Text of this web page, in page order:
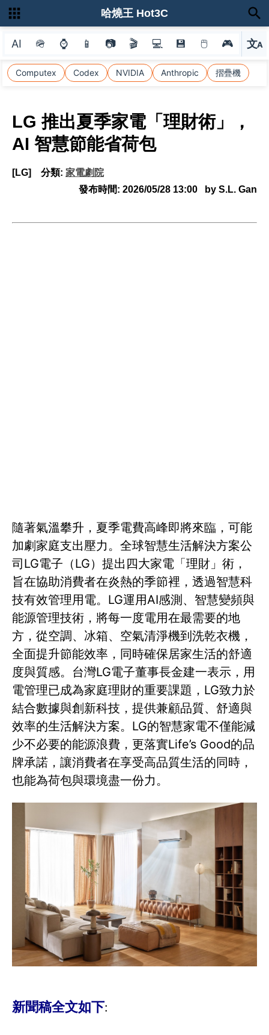
AI 🪖 ⌚ 📱 📷 🎬 💻 💾 🖱 🎮 文A
選
Computex Codex NVIDIA Anthropic 摺疊機
哈燒王 Hot3C
LG 推出夏季家電「理財術」，
AI 智慧節能省荷包
[LG] 分類: 家電劇院
發布時間: 2026/05/28 13:00 by S.L. Gan
隨著氣溫攀升，夏季電費高峰即將來臨，可能
加劇家庭支出壓力。全球智慧生活解決方案公
司LG電子（LG）提出四大家電「理財」術，
旨在協助消費者在炎熱的季節裡，透過智慧科
技有效管理用電。LG運用AI感測、智慧變頻與
能源管理技術，將每一度電用在最需要的地
方，從空調、冰箱、空氣清淨機到洗乾衣機，
全面提升節能效率，同時確保居家生活的舒適
度與質感。台灣LG電子董事長金建一表示，用
電管理已成為家庭理財的重要課題，LG致力於
結合數據與創新科技，提供兼顧品質、舒適與
效率的生活解決方案。LG的智慧家電不僅能減
少不必要的能源浪費，更落實Life’s Good的品
牌承諾，讓消費者在享受高品質生活的同時，
也能為荷包與環境盡一份力。
新聞稿全文如下: